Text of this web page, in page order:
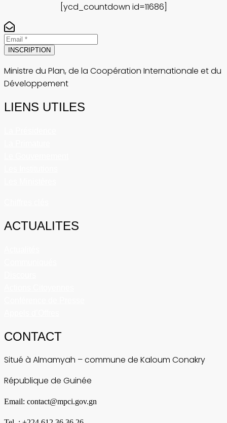
[ycd_countdown id=11686]
INSCRIPTION
Ministre du Plan, de la Coopération Internationale et du
Développement
LIENS UTILES
ACTUALITES
CONTACT
Situé à Almamyah – commune de Kaloum Conakry
République de Guinée
Email: contact@mpci.gov.gn